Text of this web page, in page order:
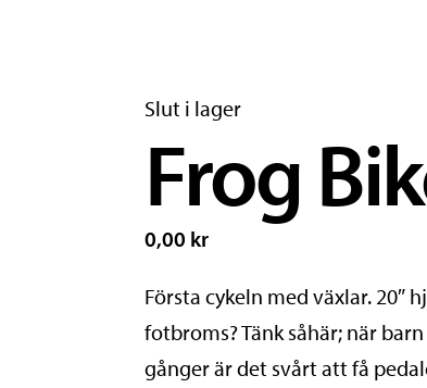
Slut i lager
Frog
0,00 kr
Första cykeln med växlar. 20″
fotbroms? Tänk såhär; när
gånger är det svårt att få